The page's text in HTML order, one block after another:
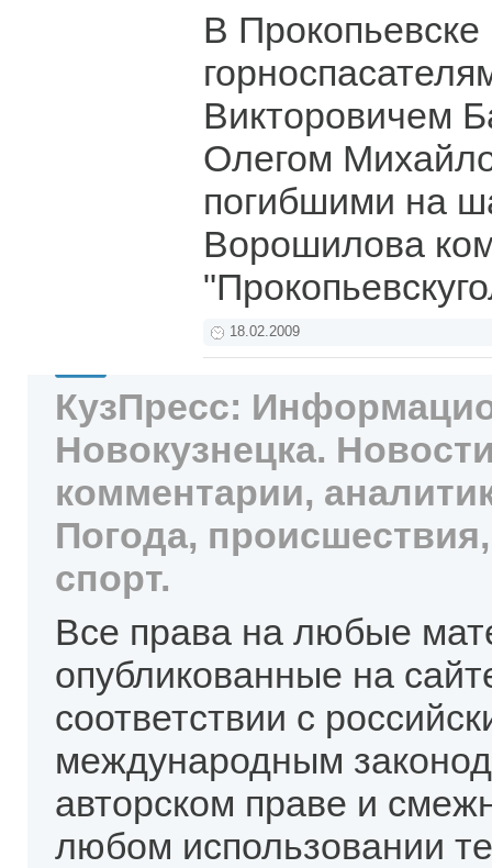
В
Викторовичем
Олегом
погибшими на
Ворошилова
18.02.2009
КузПресс:
Новокузнецка.
комментарии,
Погода,
спорт.
Все права на любые
опубликованные на
соответствии с
международным
авторском праве и
любом использовании